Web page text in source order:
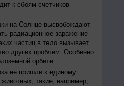
к сбоям счетчиков
на Солнце высвобождают
радиационное заражение
частиц в тело вызывает
других проблем. Особенно
орбите.
не пришли к единому
такие, например,